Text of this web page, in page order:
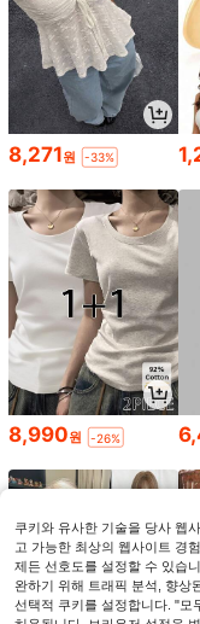
8,271원 -33%
8,990원 -26%
쿠키와 유사한 기술을 당사 웹
고 가능한 최상의 웹사이트 경
제든 선호도를 설정할 수 있습
완하기 위해 트래픽 분석, 향상
선택적 쿠키를 설정합니다. "모